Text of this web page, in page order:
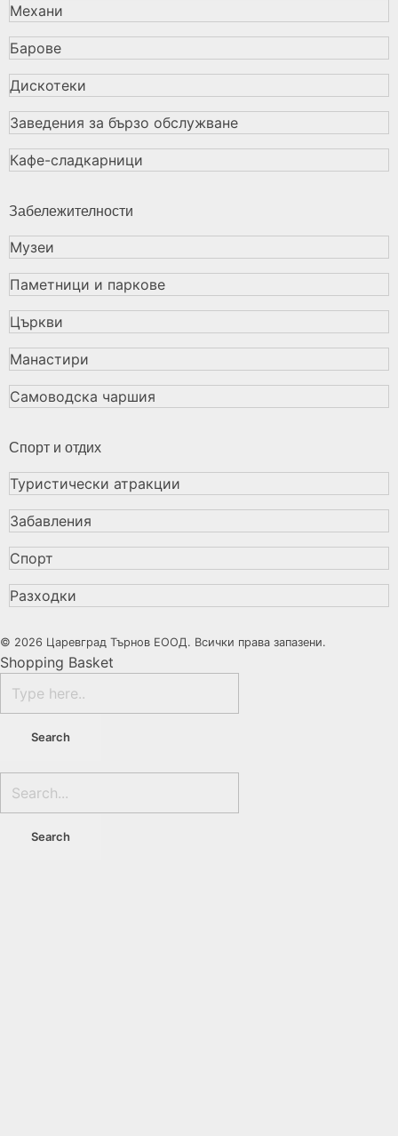
Механи
Барове
Дискотеки
Заведения за бързо обслужване
Кафе-сладкарници
Забележителности
Музеи
Паметници и паркове
Църкви
Манастири
Самоводска чаршия
Спорт и отдих
Туристически атракции
Забавления
Спорт
Разходки
© 2026 Царевград Търнов ЕООД. Всички права запазени.
Shopping Basket